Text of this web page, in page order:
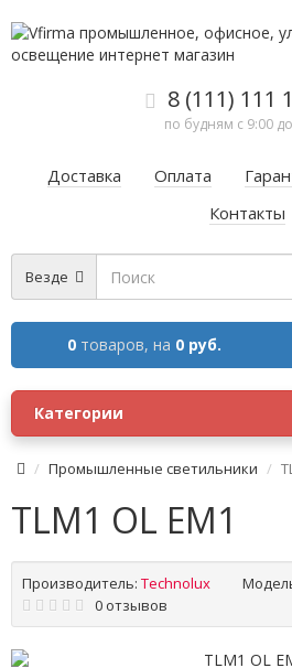
8 (111) 111
по будням с 9:00
Доставка Оплата
Контакты
Везде
0 товаров, на 0 руб.
Категории
Промышленные светильники
TLM1 OL EM1
Производитель: Technolux
0 отзывов